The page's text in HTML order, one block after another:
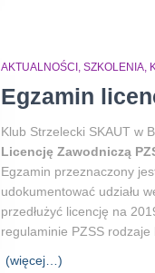
AKTUALNOŚCI, SZKOLENIA,
Egzamin
Klub Strzelecki SKAUT w
Licencję Zawodniczą
Egzamin przeznaczony
udokumentować udziału
przedłużyć licencję na
regulaminie PZSS rodzaje
(więcej…)